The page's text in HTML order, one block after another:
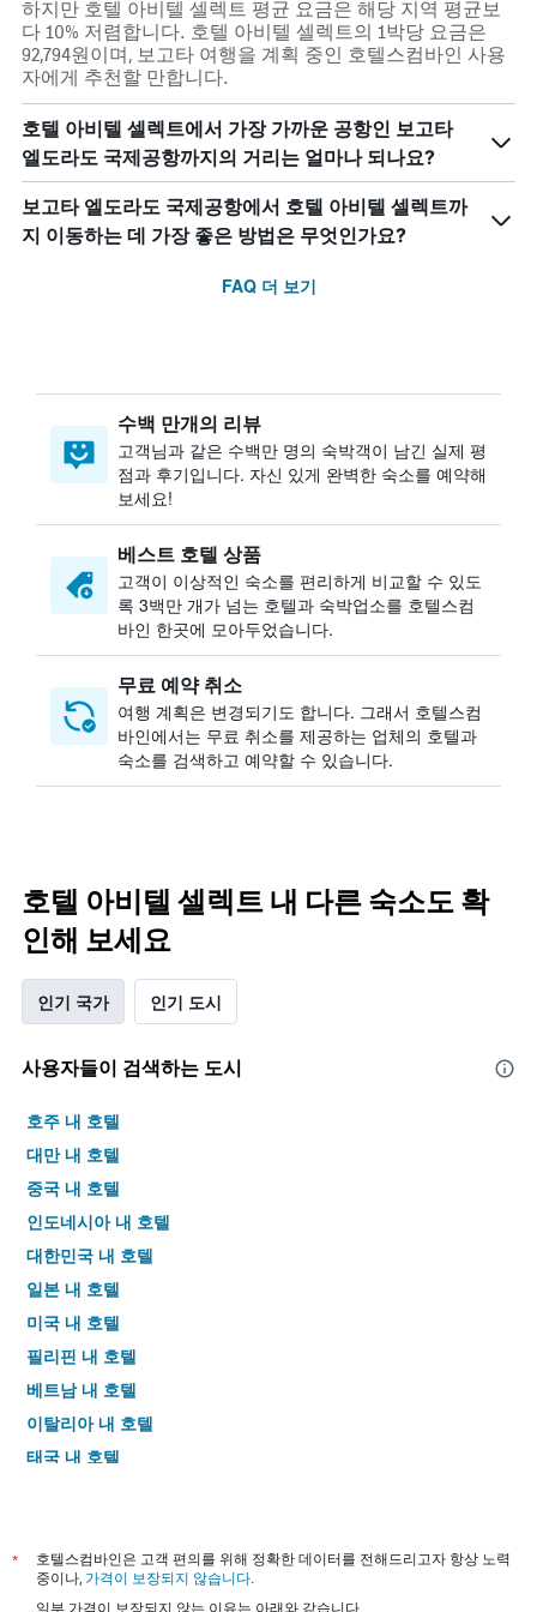
하지만 호텔 아비텔 셀렉트 평균 요금은 해당 지역 평균보
다 10% 저렴합니다. 호텔 아비텔 셀렉트의 1박당 요금은
92,794원이며, 보고타 여행을 계획 중인 호텔스컴바인 사용
자에게 추천할 만합니다.
호텔 아비텔 셀렉트에서 가장 가까운 공항인 보고타
엘도라도 국제공항까지의 거리는 얼마나 되나요?
보고타 엘도라도 국제공항에서 호텔 아비텔 셀렉트까
지 이동하는 데 가장 좋은 방법은 무엇인가요?
FAQ 더 보기
수백 만개의 리뷰
고객님과 같은 수백만 명의 숙박객이 남긴 실제 평
점과 후기입니다. 자신 있게 완벽한 숙소를 예약해
보세요!
베스트 호텔 상품
고객이 이상적인 숙소를 편리하게 비교할 수 있도
록 3백만 개가 넘는 호텔과 숙박업소를 호텔스컴
바인 한곳에 모아두었습니다.
무료 예약 취소
여행 계획은 변경되기도 합니다. ​그래서 호텔스컴
바인에서는 무료 취소를 제공하는 업체의 호텔과
숙소를 검색하고 예약할 수 있습니다.
호텔 아비텔 셀렉트 내 다른 숙소도 확
인해 보세요
인기 국가 인기 도시
사용자들이 검색하는 도시
호주 내 호텔
대만 내 호텔
중국 내 호텔
인도네시아 내 호텔
대한민국 내 호텔
일본 내 호텔
미국 내 호텔
필리핀 내 호텔
베트남 내 호텔
이탈리아 내 호텔
태국 내 호텔
*
호텔스컴바인은 고객 편의를 위해 정확한 데이터를 전해드리고자 항상 노력
중이나, 가격이 보장되지 않습니다.
일부 가격이 보장되지 않는 이유는 아래와 같습니다.